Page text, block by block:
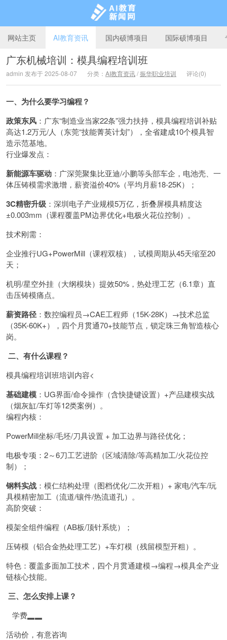
AI教育新闻网
网站主页 AI教育资讯 国内硕博项目 国际硕博项目
广东机械培训：模具编程培训班
admin 发布于 2025-08-07 分类： AI教育资讯/振华职业培训 评论(0)
一、为什么要学习编程？
政策东风 ：广东“制造业当家22条”强力扶持，模具编程培训补贴
高达1.2万元/人（东莞“技能菁英计划”），全省建成10个模具智
造示范基地。
行业爆发点：
新能源车驱动 ：广深莞聚集比亚迪/小鹏等头部车企，电池壳、一
体压铸模需求激增，薪资溢价40%（平均月薪18-25K）；
3C精密升级 ：深圳电子产业规模5万亿，折叠屏模具精度达
±0.003mm（课程覆盖PM边界优化+电极火花位控制）。
技术刚需：
企业推行UG+PowerMill（课程双核），试模周期从45天缩至20
天；
机明/星空外挂（大纲模块）提效50%，热处理工艺（6.1章）直
击压铸模痛点。
薪资路径 ：数控编程员→CAE工程师（15K-28K）→技术总监
（35K-60K+），四个月贯通70+技能节点，锁定珠三角智造核心
岗。
二、有什么课程？
模具编程培训班培训内容<
基础建模 ：UG界面/命令操作（含快捷键设置）+产品建模实战
（烟灰缸/车灯等12类案例）。
编程内核：
PowerMill坐标/毛坯/刀具设置 + 加工边界与路径优化；
电极专项：2～6刀工艺进阶（区域清除/等高精加工/火花位控
制）；
钢料实战 ：模仁结构处理（图档优化/二次开粗）+ 家电/汽车/玩
具模精密加工（流道/镶件/热流道孔）。
高阶突破：
模架全组件编程（AB板/顶针系统）；
压铸模（铝合金热处理工艺）+车灯模（残留模型开粗）。
特色：覆盖多面加工技术，四个月贯通建模→编程→模具全产业
链核心技能。
三、怎么安排上课？
学费▂▂
活动价，有意咨询